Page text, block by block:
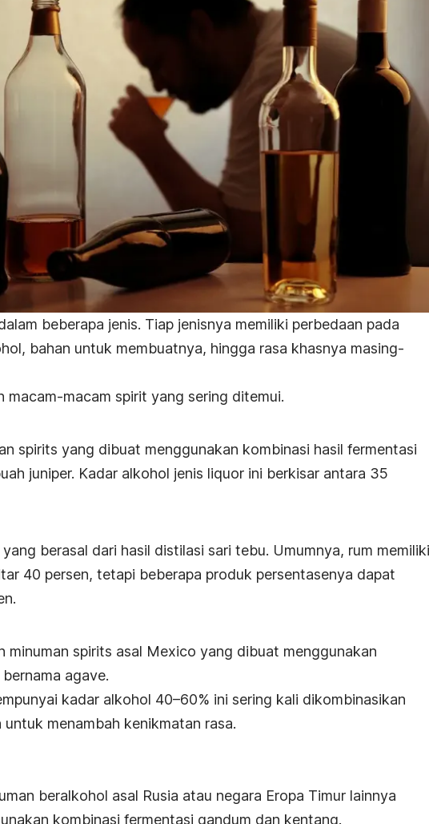
beberapa jenis. Tiap jenisnya memiliki perbedaan pada
bahan untuk membuatnya, hingga rasa khasnya masing-
macam-macam spirit yang sering ditemui.
spirits yang dibuat menggunakan kombinasi hasil fermentasi
juniper. Kadar alkohol jenis liquor ini berkisar antara 35
berasal dari hasil distilasi sari tebu. Umumnya, rum memiliki
40 persen, tetapi beberapa produk persentasenya dapat
minuman spirits asal Mexico yang dibuat menggunakan
agave.
kadar alkohol 40–60% ini sering kali dikombinasikan
untuk menambah kenikmatan rasa.
beralkohol asal Rusia atau negara Eropa Timur lainnya
kombinasi fermentasi gandum dan kentang.